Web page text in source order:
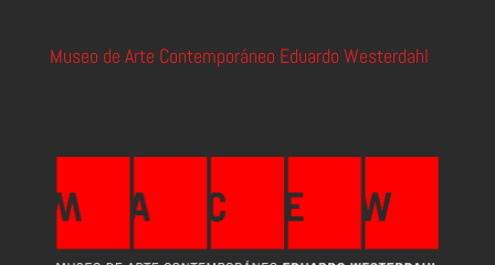
Museo de Arte Contemporáneo Eduardo Westerdahl